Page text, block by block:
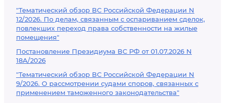
"Тематический обзор ВС Российской Федерации N
12/2026. По делам, связанным с оспариванием сделок,
повлекших переход права собственности на жилые
помещения"
Постановление Президиума ВС РФ от 01.07.2026 N
18А/2026
"Тематический обзор ВС Российской Федерации N
9/2026. О рассмотрении судами споров, связанных с
применением таможенного законодательства"